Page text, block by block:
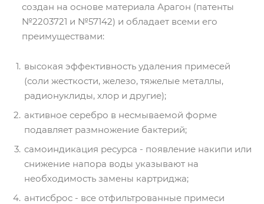
создан на основе материала Арагон (патенты
№2203721 и №57142) и обладает всеми его
преимуществами:
высокая эффективность удаления примесей
(соли жесткости, железо, тяжелые металлы,
радионуклиды, хлор и другие);
активное серебро в несмываемой форме
подавляет размножение бактерий;
самоиндикация ресурса - появление накипи или
снижение напора воды указывают на
необходимость замены картриджа;
антисброс - все отфильтрованные примеси